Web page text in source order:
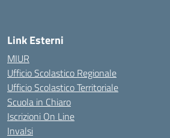
Link Esterni
MIUR
Ufficio Scolastico Regionale
Ufficio Scolastico Territoriale
Scuola in Chiaro
Iscrizioni On Line
Invalsi